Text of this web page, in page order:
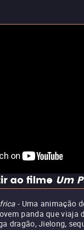
ao filme Um
- Uma animação
panda que viaja
dragão, Jielong,